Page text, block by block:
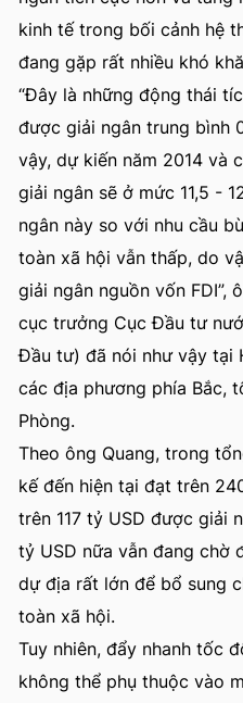
kinh tế trong bối cảnh hệ
đang gặp rất nhiều khó
“Đây là những động thái
được giải ngân trung bình
vậy, dự kiến năm 2014 và
giải ngân sẽ ở mức 11,5 -
ngân này so với nhu cầu
toàn xã hội vẫn thấp, do
giải ngân nguồn vốn FDI”,
cục trưởng Cục Đầu tư
Đầu tư) đã nói như vậy tại
các địa phương phía Bắc,
Phòng.
Theo ông Quang, trong
kế đến hiện tại đạt trên
trên 117 tỷ USD được giải
tỷ USD nữa vẫn đang chờ
dự địa rất lớn để bổ sung
toàn xã hội.
Tuy nhiên, đẩy nhanh tốc
không thể phụ thuộc vào